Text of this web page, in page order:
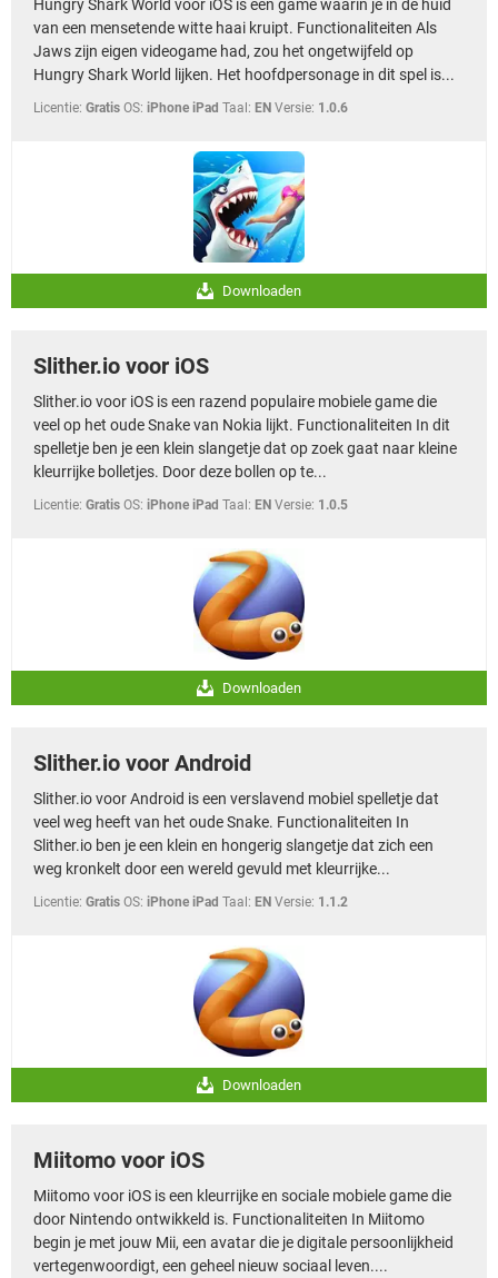
TIKTOK
Hungry Shark World voor iOS is een game waarin je in de huid
van een mensetende witte haai kruipt. Functionaliteiten Als
Jaws zijn eigen videogame had, zou het ongetwijfeld op
Hungry Shark World lijken. Het hoofdpersonage in dit spel is...
Licentie: Gratis OS: iPhone iPad Taal: EN Versie: 1.0.6
Downloaden
Slither.io voor iOS
Slither.io voor iOS is een razend populaire mobiele game die
veel op het oude Snake van Nokia lijkt. Functionaliteiten In dit
spelletje ben je een klein slangetje dat op zoek gaat naar kleine
kleurrijke bolletjes. Door deze bollen op te...
Licentie: Gratis OS: iPhone iPad Taal: EN Versie: 1.0.5
Downloaden
Slither.io voor Android
Slither.io voor Android is een verslavend mobiel spelletje dat
veel weg heeft van het oude Snake. Functionaliteiten In
Slither.io ben je een klein en hongerig slangetje dat zich een
weg kronkelt door een wereld gevuld met kleurrijke...
Licentie: Gratis OS: iPhone iPad Taal: EN Versie: 1.1.2
Downloaden
Miitomo voor iOS
Miitomo voor iOS is een kleurrijke en sociale mobiele game die
door Nintendo ontwikkeld is. Functionaliteiten In Miitomo
begin je met jouw Mii, een avatar die je digitale persoonlijkheid
vertegenwoordigt, een geheel nieuw sociaal leven....